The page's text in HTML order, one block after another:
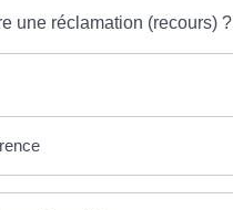
une réclamation (recours) ?